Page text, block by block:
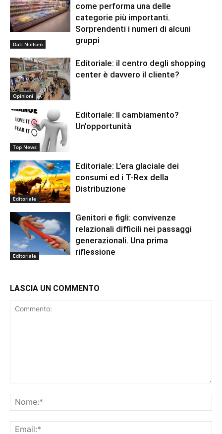
Dati Nielsen
come performa una delle
categorie più importanti.
Sorprendenti i numeri di alcuni
gruppi
Opinioni
Editoriale: il centro degli shopping
center è davvero il cliente?
Top News
Editoriale: Il cambiamento?
Un’opportunità
Editoriale
Editoriale: L’era glaciale dei
consumi ed i T-Rex della
Distribuzione
Editoriale
Genitori e figli: convivenze
relazionali difficili nei passaggi
generazionali. Una prima
riflessione
LASCIA UN COMMENTO